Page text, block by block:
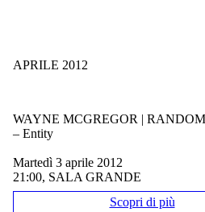
APRILE 2012
WAYNE MCGREGOR |
– Entity
martedì 3 aprile 2012
21:00, SALA GRANDE
Scopri di più